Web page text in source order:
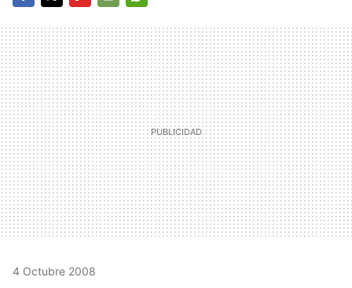
MAIL
4 Octubre 2008